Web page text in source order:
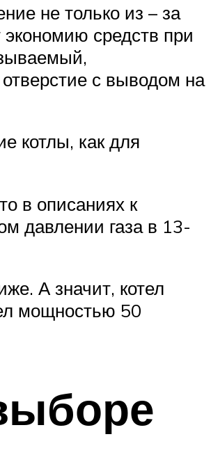
не только из – за
средств при
с выводом на
котлы, как для
в описаниях к
давлении газа в 13-
А значит, котел
мощностью 50